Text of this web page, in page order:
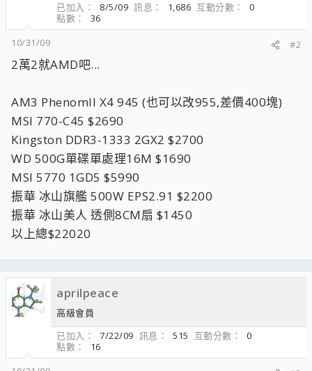
已加入
8/5/09 訊息 1,686 互動分數
0
點數
36
10/31/09
#2
2萬2就AMD吧...
AM3 PhenomII X4 945 (也可以改955,差價400塊)
MSI 770-C45 $2690
Kingston DDR3-1333 2GX2 $2700
WD 500G單碟單處理16M $1690
MSI 5770 1GD5 $5990
振華 冰山旗艦 500W EPS2.91 $2200
振華 冰山美人 透側8CM扇 $1450
以上總$22020
aprilpeace
高級會員
已加入
7/22/09 訊息 515 互動分數
0
點數
16